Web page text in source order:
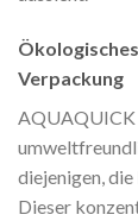
Verpackung
AQUAQUICK
diejenigen,
Dieser